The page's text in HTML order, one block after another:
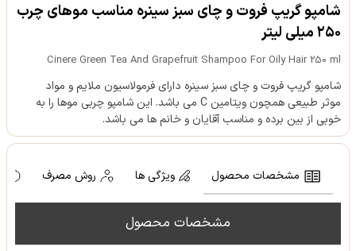
شامپو گریپ فروت و چای سبز سینره مناسب موهای چرب
۲۵۰ میلی لیتر
Cinere Green Tea And Grapefruit Shampoo For Oily Hair 250 ml
شامپو گریپ فروت و چای سبز سینره دارای فرمولاسیون ملایم و مواد
موثر طبیعی همچون ویتامین C می باشد. این شامپو چربی موها را به
خوبی از بین برده و مناسب آقایان و خانم ها می باشد.
مشخصات محصول ویژگی ها روش مصرف
مشخصات محصول